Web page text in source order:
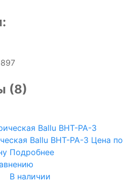
(8)
Ballu BHT-PA-3 Цена по
Подробнее
В наличии